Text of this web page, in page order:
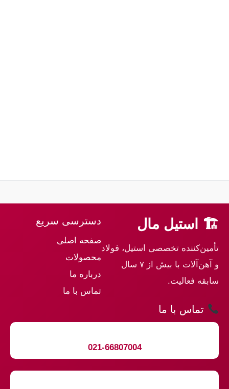
🏗 استیل مال
تأمین‌کننده تخصصی استیل، فولاد
و آهن‌آلات با بیش از ۷ سال
سابقه فعالیت.
دسترسی سریع
صفحه اصلی
محصولات
درباره ما
تماس با ما
تماس با ما
021-66807004